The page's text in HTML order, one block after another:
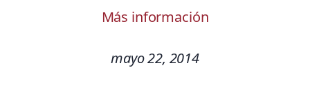
Más información
mayo 22, 2014